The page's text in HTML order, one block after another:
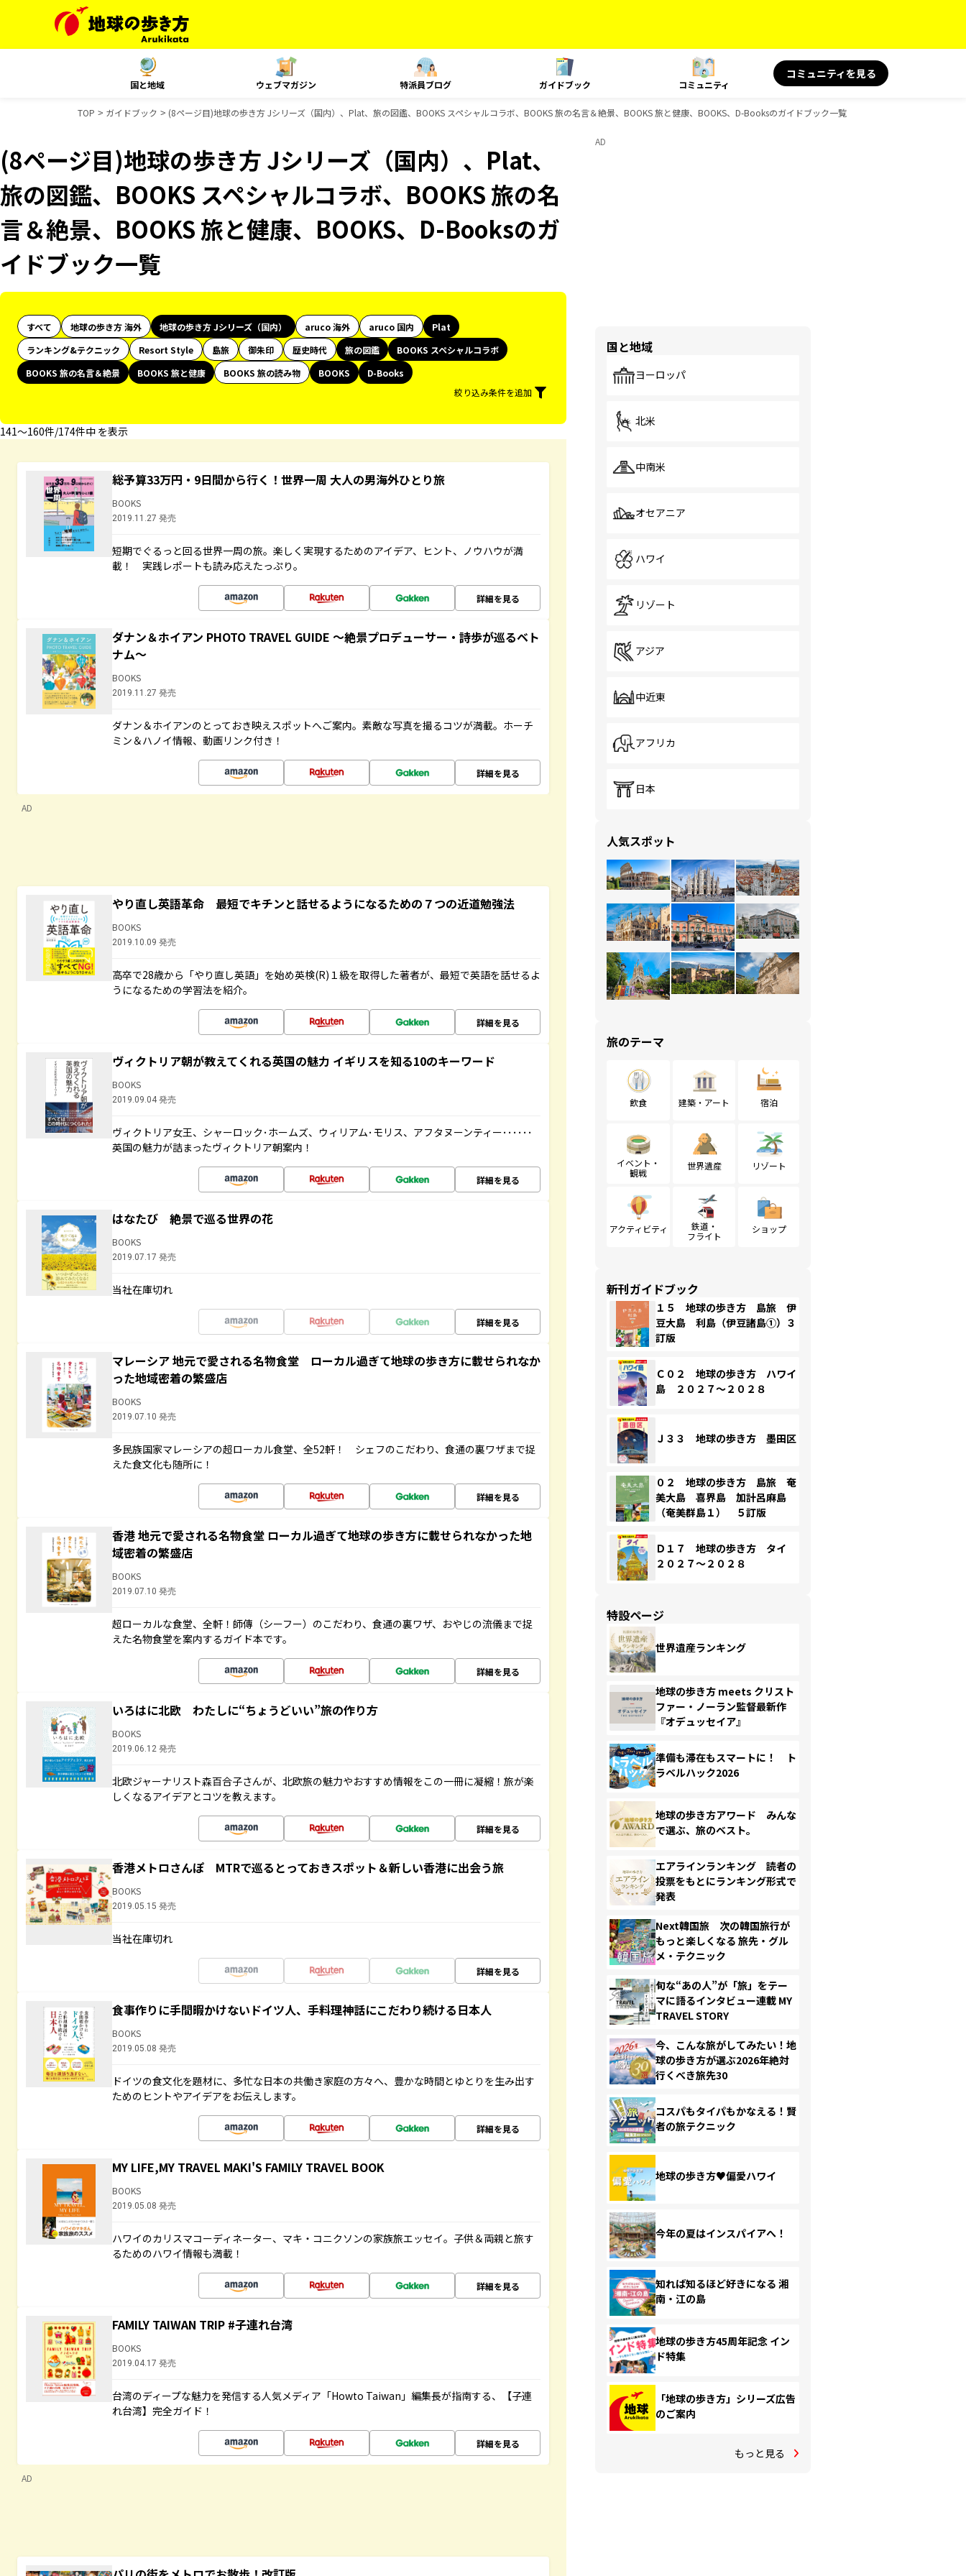
国と地域 ウェブマガジン 特派員ブログ ガイドブック コミュニティ
コミュニティを見る
TOP ガイドブック (8ページ目)地球の歩き方 Jシリーズ（国内）、Plat、旅の図鑑、BOOKS スペシャルコラボ、BOOKS 旅の名言＆絶景、BOOKS 旅と健康、BOOKS、D-Booksのガイドブック一覧
(8ページ目)地球の歩き方 Jシリーズ（国内）、Plat、
旅の図鑑、BOOKS スペシャルコラボ、BOOKS 旅の名
言＆絶景、BOOKS 旅と健康、BOOKS、D-Booksのガ
イドブック一覧
すべて 地球の歩き方 海外 地球の歩き方 Jシリーズ（国内） aruco 海外 aruco 国内
Plat
ランキング&テクニック
Resort Style 島旅 御朱印 歴史時代 旅の図鑑
BOOKS スペシャルコラボ
BOOKS 旅の名言＆絶景
BOOKS 旅と健康 BOOKS 旅の読み物 BOOKS
D-Books
絞り込み条件を追加
141〜160件/174件中 を表示
総予算33万円・9日間から行く！世界一周 大人の男海外ひとり旅
BOOKS
2019.11.27 発売
短期でぐるっと回る世界一周の旅。楽しく実現するためのアイデア、ヒント、ノウハウが満
載！ 実践レポートも読み応えたっぷり。
詳細を見る
ダナン＆ホイアン PHOTO TRAVEL GUIDE ～絶景プロデューサー・詩歩が巡るベト
ナム～
BOOKS
2019.11.27 発売
ダナン＆ホイアンのとっておき映えスポットへご案内。素敵な写真を撮るコツが満載。ホーチ
ミン＆ハノイ情報、動画リンク付き！
詳細を見る
AD
やり直し英語革命 最短でキチンと話せるようになるための７つの近道勉強法
BOOKS
2019.10.09 発売
高卒で28歳から「やり直し英語」を始め英検(R)１級を取得した著者が、最短で英語を話せるよ
うになるための学習法を紹介。
詳細を見る
ヴィクトリア朝が教えてくれる英国の魅力 イギリスを知る10のキーワード
BOOKS
2019.09.04 発売
ヴィクトリア女王、シャーロック･ホームズ、ウィリアム･モリス、アフタヌーンティー･･････
英国の魅力が詰まったヴィクトリア朝案内！
詳細を見る
はなたび 絶景で巡る世界の花
BOOKS
2019.07.17 発売
当社在庫切れ
詳細を見る
マレーシア 地元で愛される名物食堂 ローカル過ぎて地球の歩き方に載せられなか
った地域密着の繁盛店
BOOKS
2019.07.10 発売
多民族国家マレーシアの超ローカル食堂、全52軒！ シェフのこだわり、食通の裏ワザまで捉
えた食文化も随所に！
詳細を見る
香港 地元で愛される名物食堂 ローカル過ぎて地球の歩き方に載せられなかった地
域密着の繁盛店
BOOKS
2019.07.10 発売
超ローカルな食堂、全軒！師傳（シーフー）のこだわり、食通の裏ワザ、おやじの流儀まで捉
えた名物食堂を案内するガイド本です。
詳細を見る
いろはに北欧 わたしに“ちょうどいい”旅の作り方
BOOKS
2019.06.12 発売
北欧ジャーナリスト森百合子さんが、北欧旅の魅力やおすすめ情報をこの一冊に凝縮！旅が楽
しくなるアイデアとコツを教えます。
詳細を見る
香港メトロさんぽ MTRで巡るとっておきスポット＆新しい香港に出会う旅
BOOKS
2019.05.15 発売
当社在庫切れ
詳細を見る
食事作りに手間暇かけないドイツ人、手料理神話にこだわり続ける日本人
BOOKS
2019.05.08 発売
ドイツの食文化を題材に、多忙な日本の共働き家庭の方々へ、豊かな時間とゆとりを生み出す
ためのヒントやアイデアをお伝えします。
詳細を見る
MY LIFE,MY TRAVEL MAKI'S FAMILY TRAVEL BOOK
BOOKS
2019.05.08 発売
ハワイのカリスマコーディネーター、マキ・コニクソンの家族旅エッセイ。子供＆両親と旅す
るためのハワイ情報も満載！
詳細を見る
FAMILY TAIWAN TRIP #子連れ台湾
BOOKS
2019.04.17 発売
台湾のディープな魅力を発信する人気メディア「Howto Taiwan」編集長が指南する、【子連
れ台湾】完全ガイド！
詳細を見る
AD
AD
国と地域
ヨーロッパ
北米
中南米
オセアニア
ハワイ
リゾート
アジア
中近東
アフリカ
日本
人気スポット
旅のテーマ
飲食 建築・アート 宿泊
イベント・
観戦
世界遺産 リゾート
アクティビティ
鉄道・
フライト
ショップ
新刊ガイドブック
１５ 地球の歩き方 島旅 伊
豆大島 利島（伊豆諸島①）３
訂版
Ｃ０２ 地球の歩き方 ハワイ
島 ２０２７～２０２８
Ｊ３３ 地球の歩き方 墨田区
０２ 地球の歩き方 島旅 奄
美大島 喜界島 加計呂麻島
（奄美群島１） ５訂版
Ｄ１７ 地球の歩き方 タイ
２０２７～２０２８
特設ページ
世界遺産ランキング
地球の歩き方 meets クリスト
ファー・ノーラン監督最新作
『オデュッセイア』
準備も滞在もスマートに！ ト
ラベルハック2026
地球の歩き方アワード みんな
で選ぶ、旅のベスト。
エアラインランキング 読者の
投票をもとにランキング形式で
発表
Next韓国旅 次の韓国旅行が
もっと楽しくなる 旅先・グル
メ・テクニック
旬な“あの人”が「旅」をテー
マに語るインタビュー連載 MY
TRAVEL STORY
今、こんな旅がしてみたい！地
球の歩き方が選ぶ2026年絶対
行くべき旅先30
コスパもタイパもかなえる！賢
者の旅テクニック
地球の歩き方♥偏愛ハワイ
今年の夏はインスパイアへ！
知れば知るほど好きになる 湘
南・江の島
地球の歩き方45周年記念 イン
ド特集
「地球の歩き方」シリーズ広告
のご案内
もっと見る